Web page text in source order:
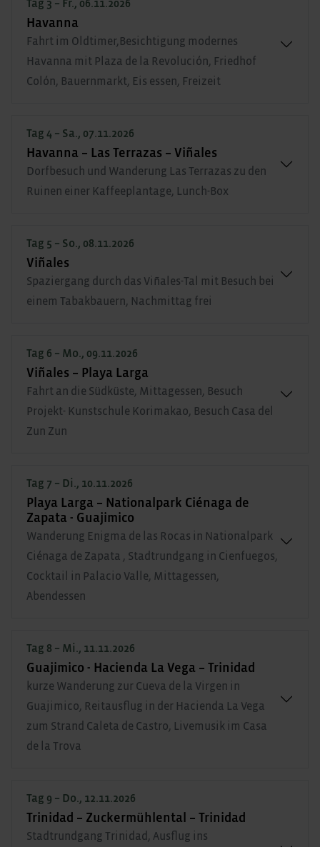
Tag 3 – Fr., 06.11.2026
Havanna
Fahrt im Oldtimer,Besichtigung modernes
Havanna mit Plaza de la Revolución, Friedhof
Colón, Bauernmarkt, Eis essen, Freizeit
Tag 4 – Sa., 07.11.2026
Havanna – Las Terrazas – Viñales
Dorfbesuch und Wanderung Las Terrazas zu den
Ruinen einer Kaffeeplantage, Lunch-Box
Tag 5 – So., 08.11.2026
Viñales
Spaziergang durch das Viñales-Tal mit Besuch bei
einem Tabakbauern, Nachmittag frei
Tag 6 – Mo., 09.11.2026
Viñales – Playa Larga
Fahrt an die Südküste, Mittagessen, Besuch
Projekt- Kunstschule Korimakao, Besuch Casa del
Zun Zun
Tag 7 – Di., 10.11.2026
Playa Larga – Nationalpark Ciénaga de
Zapata - Guajimico
Wanderung Enigma de las Rocas in Nationalpark
Ciénaga de Zapata , Stadtrundgang in Cienfuegos,
Cocktail in Palacio Valle, Mittagessen,
Abendessen
Tag 8 – Mi., 11.11.2026
Guajimico - Hacienda La Vega – Trinidad
kurze Wanderung zur Cueva de la Virgen in
Guajimico, Reitausflug in der Hacienda La Vega
zum Strand Caleta de Castro, Livemusik im Casa
de la Trova
Tag 9 – Do., 12.11.2026
Trinidad – Zuckermühlental – Trinidad
Stadtrundgang Trinidad, Ausflug ins